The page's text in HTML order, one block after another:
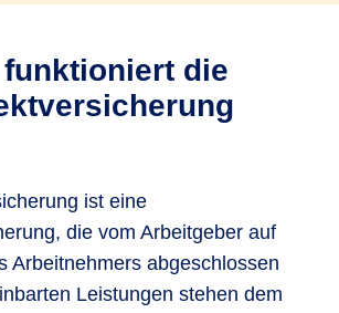
funktioniert die
ist eine
die vom Arbeitgeber auf
Arbeitnehmers abgeschlossen
Leistungen stehen dem